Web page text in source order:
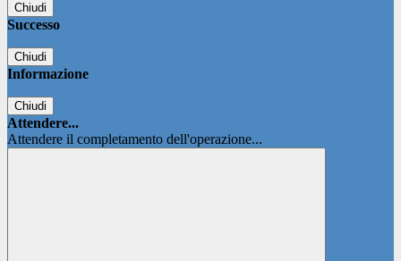
Chiudi
Successo
Chiudi
Informazione
Chiudi
Attendere...
Attendere il completamento dell'operazione...